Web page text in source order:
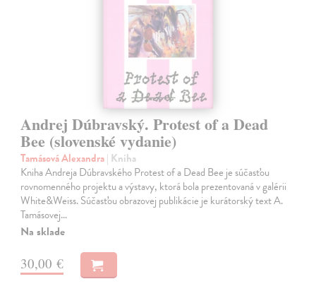
Andrej Dúbravský. Protest of a Dead
Bee (slovenské vydanie)
Tamásová Alexandra| Kniha
Kniha Andreja Dúbravského Protest of a Dead Bee je súčasťou
rovnomenného projektu a výstavy, ktorá bola prezentovaná v galérii
White&Weiss. Súčasťou obrazovej publikácie je kurátorský text A.
Tamásovej…
Na sklade
30,00 €